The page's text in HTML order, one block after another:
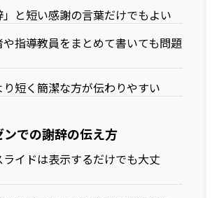
」と短い感謝の言葉だけでもよい
指導教員をまとめて書いても問題
り短く簡潔な方が伝わりやすい
ンでの謝辞の伝え方
ライドは表示するだけでも大丈